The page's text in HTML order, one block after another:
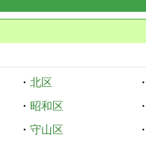
・ 北区 ・
・ 昭和区 ・
・ 守山区 ・